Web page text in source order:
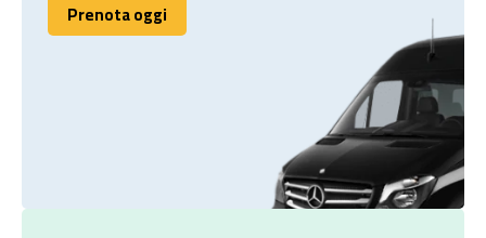
Prenota oggi
Prenota oggi